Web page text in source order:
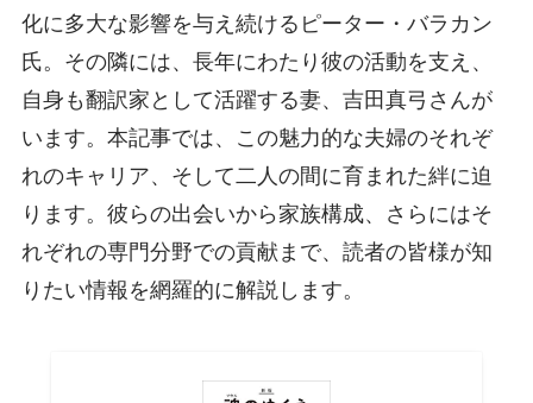
化に多大な影響を与え続けるピーター・バラカン
氏。その隣には、長年にわたり彼の活動を支え、
自身も翻訳家として活躍する妻、吉田真弓さんが
います。本記事では、この魅力的な夫婦のそれぞ
れのキャリア、そして二人の間に育まれた絆に迫
ります。彼らの出会いから家族構成、さらにはそ
れぞれの専門分野での貢献まで、読者の皆様が知
りたい情報を網羅的に解説します。